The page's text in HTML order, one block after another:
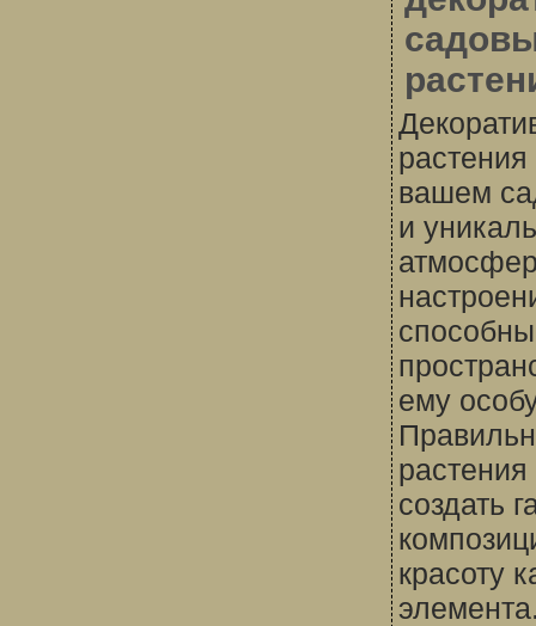
растения
вашем
и
ему
растения
создать
красоту